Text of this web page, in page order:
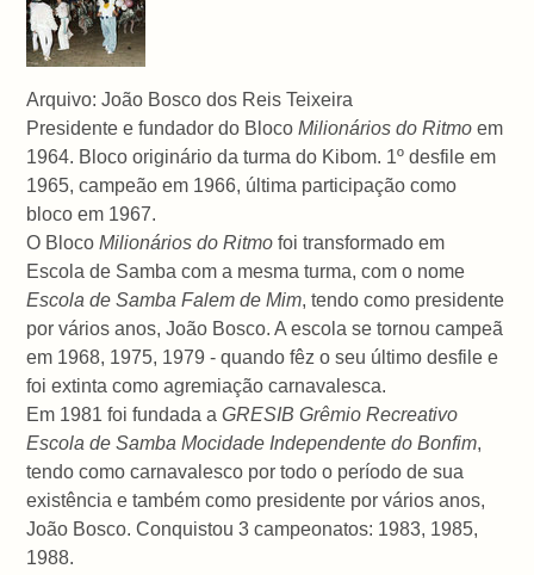
Arquivo: João Bosco dos Reis Teixeira
Presidente e fundador do BlocoMilionários do Ritmo em
1964. Bloco originário da turma do Kibom. 1º desfile em
1965, campeão em 1966, última participação como
bloco em 1967.
O BlocoMilionários do Ritmo foi transformado em
Escola de Samba com a mesma turma, com o nome
Escola de Samba Falem de Mim, tendo como presidente
por vários anos, João Bosco. A escola se tornou campeã
em 1968, 1975, 1979 - quando fêz o seu último desfile e
foi extinta como agremiação carnavalesca.
Em 1981 foi fundada aGRESIB Grêmio Recreativo
Escola de Samba Mocidade Independente do Bonfim,
tendo como carnavalesco por todo o período de sua
existência e também como presidente por vários anos,
João Bosco. Conquistou 3 campeonatos: 1983, 1985,
1988.